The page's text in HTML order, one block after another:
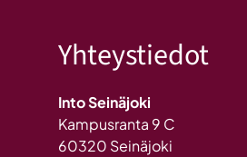
Yhteystiedot
Into Seinäjoki
Kampusranta 9 C
60320 Seinäjoki